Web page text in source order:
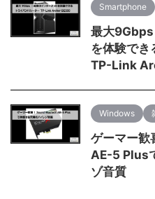
Smartphone
最大9Gbps
を体験でき
TP-Link
Windows
ゲーマー
AE-5 Plus
ゾ音質